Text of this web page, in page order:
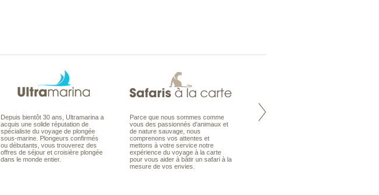
Depuis bientôt 30 ans, Ultramarina a
acquis une solide réputation de
spécialiste du voyage de plongée
sous-marine. Plongeurs confirmés
ou débutants, vous trouverez des
offres de séjour et croisière plongée
dans le monde entier.
Parce que nous sommes comme
vous des passionnés d’animaux et
de nature sauvage, nous
comprenons vos attentes et
mettons à votre service notre
expérience du voyage à la carte
pour vous aider à bâtir un safari à la
mesure de vos envies.
Maldives à la Carte propose tous